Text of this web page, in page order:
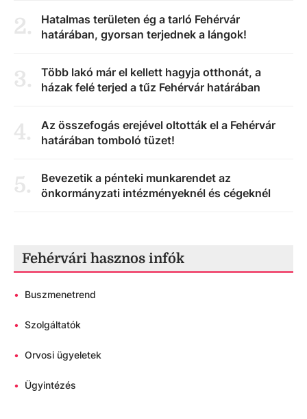
2.
Hatalmas területen ég a tarló Fehérvár
határában, gyorsan terjednek a lángok!
3.
Több lakó már el kellett hagyja otthonát, a
házak felé terjed a tűz Fehérvár határában
4.
Az összefogás erejével oltották el a Fehérvár
határában tomboló tüzet!
5.
Bevezetik a pénteki munkarendet az
önkormányzati intézményeknél és cégeknél
Fehérvári hasznos infók
• Buszmenetrend
• Szolgáltatók
• Orvosi ügyeletek
• Ügyintézés